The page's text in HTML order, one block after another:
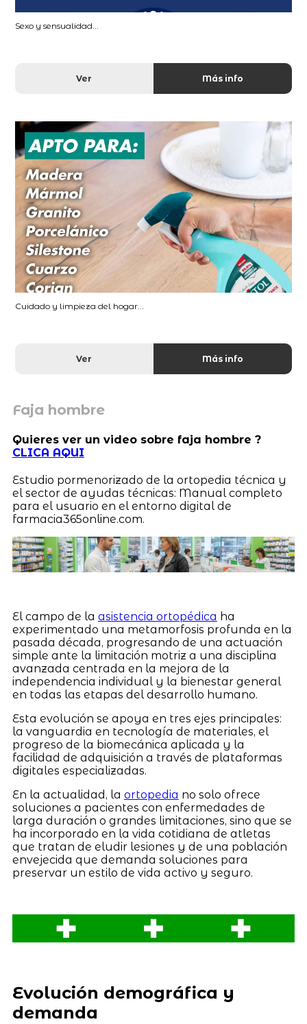
Sexo y sensualidad...
Ver Más info
Cuidado y limpieza del hogar...
Ver Más info
Faja hombre
Quieres ver un video sobre faja hombre ?
CLICA AQUI
Estudio pormenorizado de la ortopedia técnica y
el sector de ayudas técnicas: Manual completo
para el usuario en el entorno digital de
farmacia365online.com.
El campo de la asistencia ortopédica ha
experimentado una metamorfosis profunda en la
pasada década, progresando de una actuación
simple ante la limitación motriz a una disciplina
avanzada centrada en la mejora de la
independencia individual y la bienestar general
en todas las etapas del desarrollo humano.
Esta evolución se apoya en tres ejes principales:
la vanguardia en tecnología de materiales, el
progreso de la biomecánica aplicada y la
facilidad de adquisición a través de plataformas
digitales especializadas.
En la actualidad, la ortopedia no solo ofrece
soluciones a pacientes con enfermedades de
larga duración o grandes limitaciones, sino que se
ha incorporado en la vida cotidiana de atletas
que tratan de eludir lesiones y de una población
envejecida que demanda soluciones para
preservar un estilo de vida activo y seguro.
Evolución demográfica y
demanda